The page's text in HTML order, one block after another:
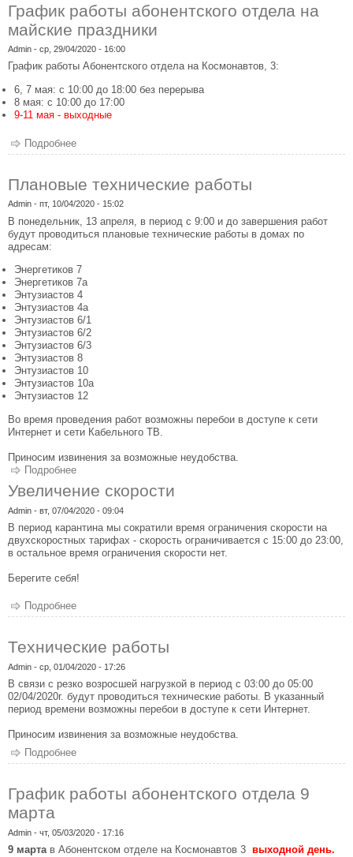
График работы абонентского отдела на
майские праздники
Admin - ср, 29/04/2020 - 16:00
График работы Абонентского отдела на Космонавтов, 3:
6, 7 мая: с 10:00 до 18:00 без перерыва
8 мая: с 10:00 до 17:00
9-11 мая - выходные
Подробнее
праздники
Плановые технические работы
Admin - пт, 10/04/2020 - 15:02
В понедельник, 13 апреля, в период с 9:00 и до завершения работ
будут проводиться плановые технические работы в домах по
адресам:
Энергетиков 7
Энергетиков 7а
Энтузиастов 4
Энтузиастов 4а
Энтузиастов 6/1
Энтузиастов 6/2
Энтузиастов 6/3
Энтузиастов 8
Энтузиастов 10
Энтузиастов 10а
Энтузиастов 12
Во время проведения работ возможны перебои в доступе к сети
Интернет и сети Кабельного ТВ.
Приносим извинения за возможные неудобства.
Подробнее
Увеличение скорости
Admin - вт, 07/04/2020 - 09:04
В период карантина мы сократили время ограничения скорости на
двухскоростных тарифах - скорость ограничивается с 15:00 до 23:00,
в остальное время ограничения скорости нет.
Берегите себя!
Подробнее
Технические работы
Admin - ср, 01/04/2020 - 17:26
В связи с резко возросшей нагрузкой в период с 03:00 до 05:00
02/04/2020г. будут проводиться технические работы. В указанный
период времени возможны перебои в доступе к сети Интернет.
Приносим извинения за возможные неудобства.
Подробнее
График работы абонентского отдела 9
марта
Admin - чт, 05/03/2020 - 17:16
9 мартав Абонентском отделе на Космонавтов 3 выходной день.